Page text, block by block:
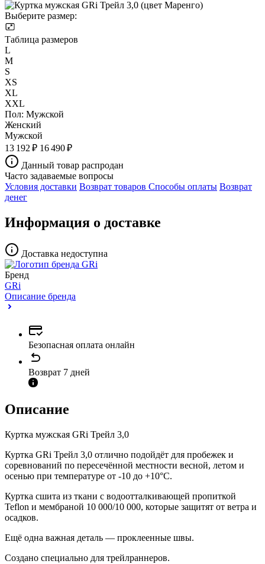
Выберите размер:
Таблица размеров
L
M
S
XS
XL
XXL
Пол: Мужской
Женский
Мужской
13 192 ₽ 16 490 ₽
Данный товар распродан
Часто задаваемые вопросы
Условия доставки Возврат товаров Способы оплаты Возврат
денег
Информация о доставке
Доставка недоступна
Бренд
GRi
Описание бренда
Безопасная оплата онлайн
Возврат 7 дней
Описание
Куртка мужская GRi Трейл 3,0
Куртка GRi Трейл 3,0 отлично подойдёт для пробежек и
соревнований по пересечённой местности весной, летом и
осенью при температуре от -10 до +10°С.
Куртка сшита из ткани с водоотталкивающей пропиткой
Teflon и мембраной 10 000/10 000, которые защитят от ветра и
осадков.
Ещё одна важная деталь — проклеенные швы.
Создано специально для трейлраннеров.